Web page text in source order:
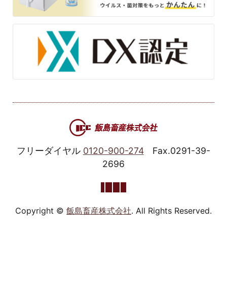
フリーダイヤル 0120-900-274
Fax.0291-39-
2696
Copyright © 飯島畜産株式会社. All Rights Reserved.